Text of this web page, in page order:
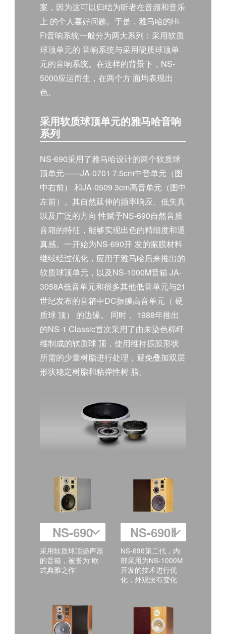
案，因为这可以归结为听者在音频和音乐
上 的个人喜好问题。于是，雅马哈的Hi-
Fi音响系统一般分为两大系列：采用软质
球顶单元的 音响系统与采用硬质球顶单
元的音响系统。在这样的背景下，NS-
5000应运而生，在两个方 面均表现出
色。
采用软质球顶单元的雅马哈音响
系列
NS-690采用了雅马哈设计的两个软质球
顶单元——JA-0701 7.5cm中音单元（图
中右前） 和JA-0509 3cm高音单元（图中
左前）。其自然延伸的频率响应、低失真
以及广泛的方向 性赋予NS-690自然音质
音箱的特征，能够实现出色的精细度和逼
真感。一开始为NS-690开 发的振膜材料
继续经过优化，应用于雅马哈后来推出的
软质球顶单元，以及NS-1000M音箱 JA-
3058A低音单元和很多其他低音单元与21
世纪发布的音箱中DC振膜高音单元（ 硬
质球 顶） 的边缘。 同时， 1988年推出
的NS-1 Classic首次采用了由未染色棉纤
维制成的软质球 顶，使用维持振膜形状
所需的少量树脂进行处理，避免叠加双层
形状稳定树脂和粘弹性树 脂。
NS-690
采用软质球顶扬声器
的音箱，被誉为“欧
式典雅之作”
NS-690Ⅱ
NS-690第二代，内
部采用为NS-1000M
开发的技术进行优
化，外观没有变化